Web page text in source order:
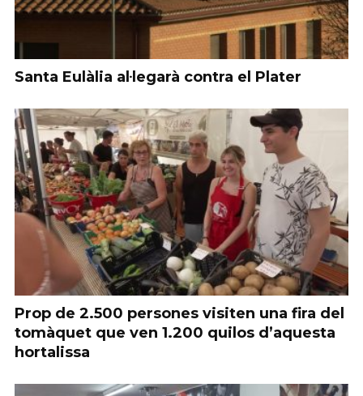
Santa Eulàlia al·legarà contra el Plater
Prop de 2.500 persones visiten una fira del
tomàquet que ven 1.200 quilos d’aquesta
hortalissa